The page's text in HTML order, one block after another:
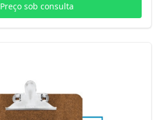
Preço sob consulta